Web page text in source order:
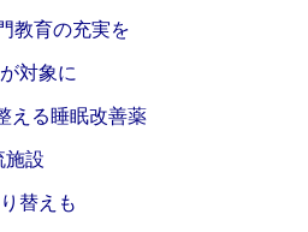
教育の充実を
対象に
える睡眠改善薬
施設
替えも